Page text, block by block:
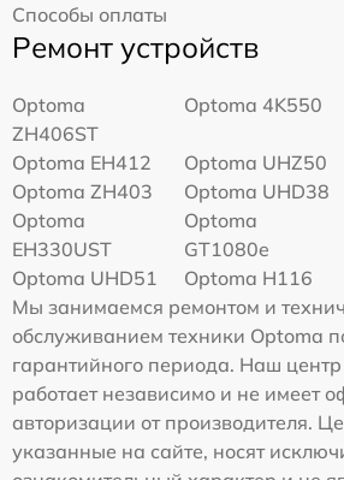
Способы оплаты
Ремонт устройств
Optoma
ZH406ST
Optoma 4K550
Optoma EH412
Optoma UHZ50
Optoma ZH403
Optoma UHD38
Optoma
EH330UST
Optoma
GT1080e
Optoma UHD51
Optoma H116
Мы занимаемся ремонтом и
обслуживанием техники Optoma
гарантийного периода. Наш
работает независимо и не имеет
авторизации от производителя.
указанные на сайте, носят